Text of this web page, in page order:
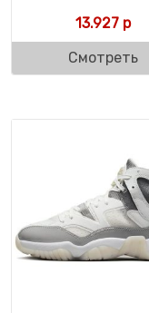
13.927 р
Смотреть